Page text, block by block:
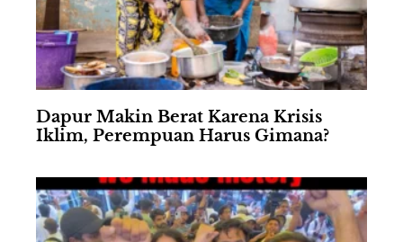
Dapur Makin Berat Karena Krisis
Iklim, Perempuan Harus Gimana?